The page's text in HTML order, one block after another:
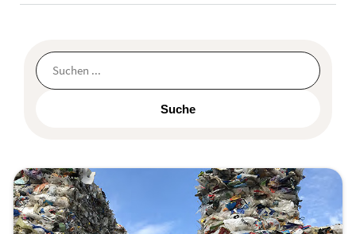
Dies ist ein Suchfeld mit einer automatischen Vorschlagsfunktion.
Suche